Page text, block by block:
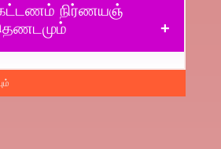
கட்டணம் நிர்ணயஞ்